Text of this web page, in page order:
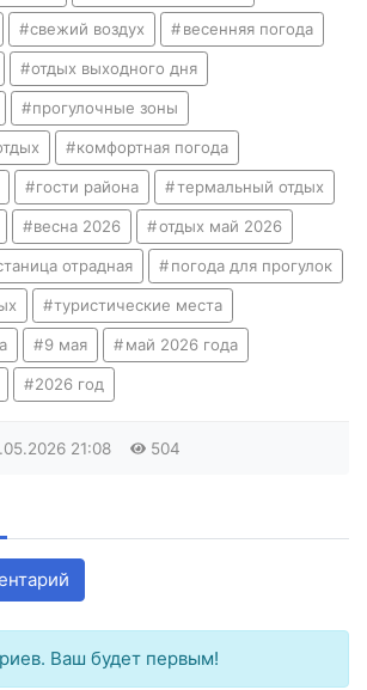
свежий воздух весенняя погода
отдых выходного дня
прогулочные зоны
комфортная погода
гости района термальный отдых
весна 2026 отдых май 2026
отрадная погода для прогулок
туристические места
9 мая май 2026 года
2026 год
21:08 504
Ваш будет первым!